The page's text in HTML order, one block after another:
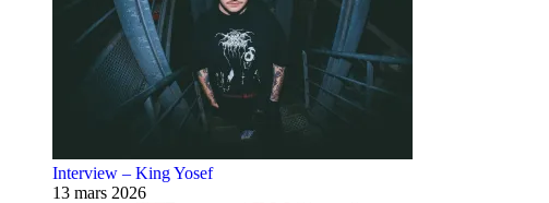
Interview – King Yosef
13 mars 2026